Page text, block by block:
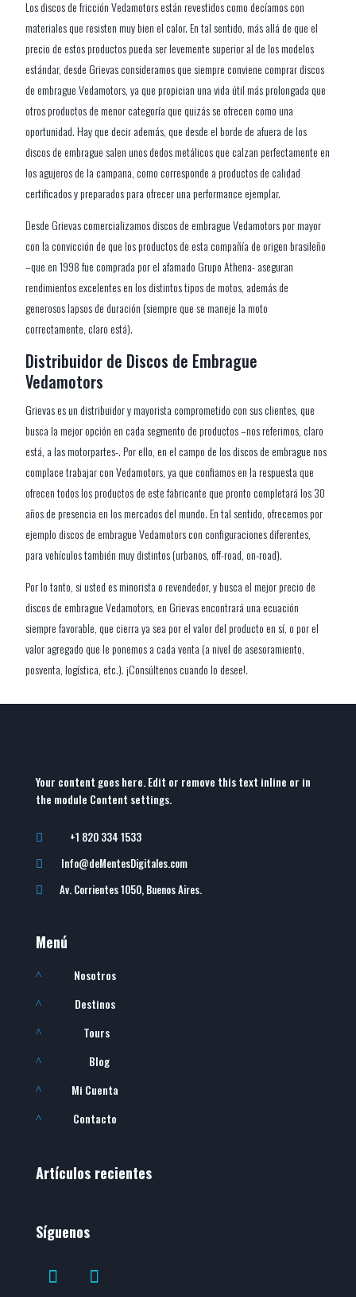
Los discos de fricción Vedamotors están revestidos como decíamos con
materiales que resisten muy bien el calor. En tal sentido, más allá de que el
precio de estos productos pueda ser levemente superior al de los modelos
estándar, desde Grievas consideramos que siempre conviene comprar discos
de embrague Vedamotors, ya que propician una vida útil más prolongada que
otros productos de menor categoría que quizás se ofrecen como una
oportunidad. Hay que decir además, que desde el borde de afuera de los
discos de embrague salen unos dedos metálicos que calzan perfectamente en
los agujeros de la campana, como corresponde a productos de calidad
certificados y preparados para ofrecer una performance ejemplar.
Desde Grievas comercializamos discos de embrague Vedamotors por mayor
con la convicción de que los productos de esta compañía de origen brasileño
–que en 1998 fue comprada por el afamado Grupo Athena- aseguran
rendimientos excelentes en los distintos tipos de motos, además de
generosos lapsos de duración (siempre que se maneje la moto
correctamente, claro está).
Distribuidor de Discos de Embrague
Vedamotors
Grievas es un distribuidor y mayorista comprometido con sus clientes, que
busca la mejor opción en cada segmento de productos –nos referimos, claro
está, a las motorpartes-. Por ello, en el campo de los discos de embrague nos
complace trabajar con Vedamotors, ya que confiamos en la respuesta que
ofrecen todos los productos de este fabricante que pronto completará los 30
años de presencia en los mercados del mundo. En tal sentido, ofrecemos por
ejemplo discos de embrague Vedamotors con configuraciones diferentes,
para vehículos también muy distintos (urbanos, off-road, on-road).
Por lo tanto, si usted es minorista o revendedor, y busca el mejor precio de
discos de embrague Vedamotors, en Grievas encontrará una ecuación
siempre favorable, que cierra ya sea por el valor del producto en sí, o por el
valor agregado que le ponemos a cada venta (a nivel de asesoramiento,
posventa, logística, etc.). ¡Consúltenos cuando lo desee!.
Your content goes here. Edit or remove this text inline or in
the module Content settings.
 +1 820 334 1533
 Info@deMentesDigitales.com
 Av. Corrientes 1050, Buenos Aires.
Menú
^ Nosotros
^ Destinos
^ Tours
^ Blog
^ Mi Cuenta
^ Contacto
Artículos recientes
Síguenos